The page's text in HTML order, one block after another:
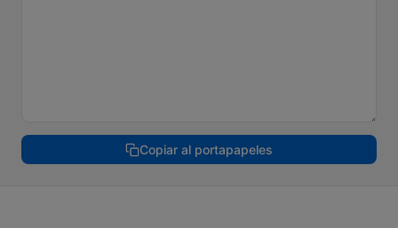
Copiar al portapapeles